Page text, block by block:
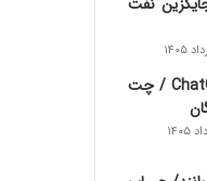
تغییر بزرگ در ChatGPT / چت